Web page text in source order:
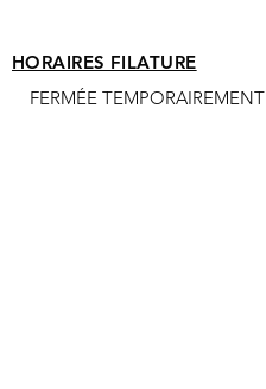
HORAIRES FILATURE
FERMÉE TEMPORAIREMENT